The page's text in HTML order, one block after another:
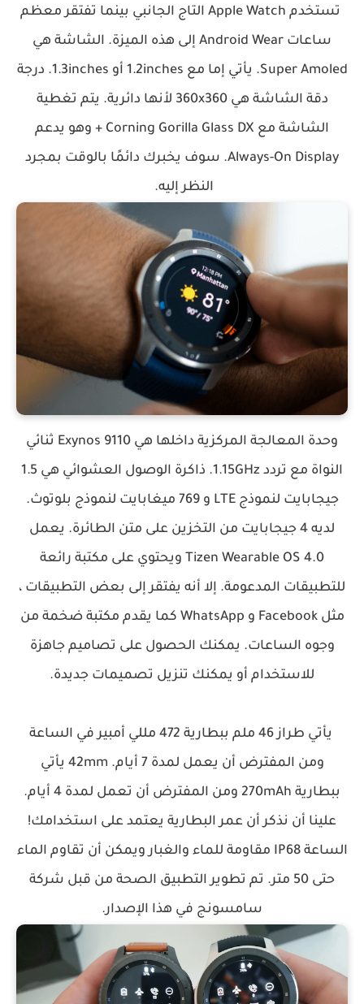
تستخدم Apple Watch التاج الجانبي بينما تفتقر معظم
ساعات Android Wear إلى هذه الميزة. الشاشة هي
Super Amoled. يأتي إما مع 1.2inches أو 1.3inches. درجة
دقة الشاشة هي 360x360 لأنها دائرية. يتم تغطية
الشاشة مع Corning Gorilla Glass DX + وهو يدعم
Always-On Display. سوف يخبرك دائمًا بالوقت بمجرد
النظر إليه.
وحدة المعالجة المركزية داخلها هي Exynos 9110 ثنائي
النواة مع تردد 1.15GHz. ذاكرة الوصول العشوائي هي 1.5
جيجابايت لنموذج LTE و 769 ميغابايت لنموذج بلوتوث.
لديه 4 جيجابايت من التخزين على متن الطائرة. يعمل
Tizen Wearable OS 4.0 ويحتوي على مكتبة رائعة
للتطبيقات المدعومة. إلا أنه يفتقر إلى بعض التطبيقات ،
مثل Facebook و WhatsApp كما يقدم مكتبة ضخمة من
وجوه الساعات. يمكنك الحصول على تصاميم جاهزة
للاستخدام أو يمكنك تنزيل تصميمات جديدة.
يأتي طراز 46 ملم ببطارية 472 مللي أمبير في الساعة
ومن المفترض أن يعمل لمدة 7 أيام. 42mm يأتي
ببطارية 270mAh ومن المفترض أن تعمل لمدة 4 أيام.
علينا أن نذكر أن عمر البطارية يعتمد على استخدامك!
الساعة IP68 مقاومة للماء والغبار ويمكن أن تقاوم الماء
حتى 50 متر.
تم تطوير التطبيق الصحة من قبل شركة
سامسونج في هذا الإصدار.